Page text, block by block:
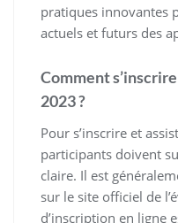
pratiques innovantes
actuels et futurs des
Comment
2023 ?
Pour s’inscrire et
participants doivent
claire. Il est
sur le site officiel de
d’inscription en ligne